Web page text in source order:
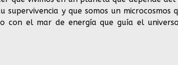
supervivencia y que somos un microcosmos
con el mar de energía que guía el